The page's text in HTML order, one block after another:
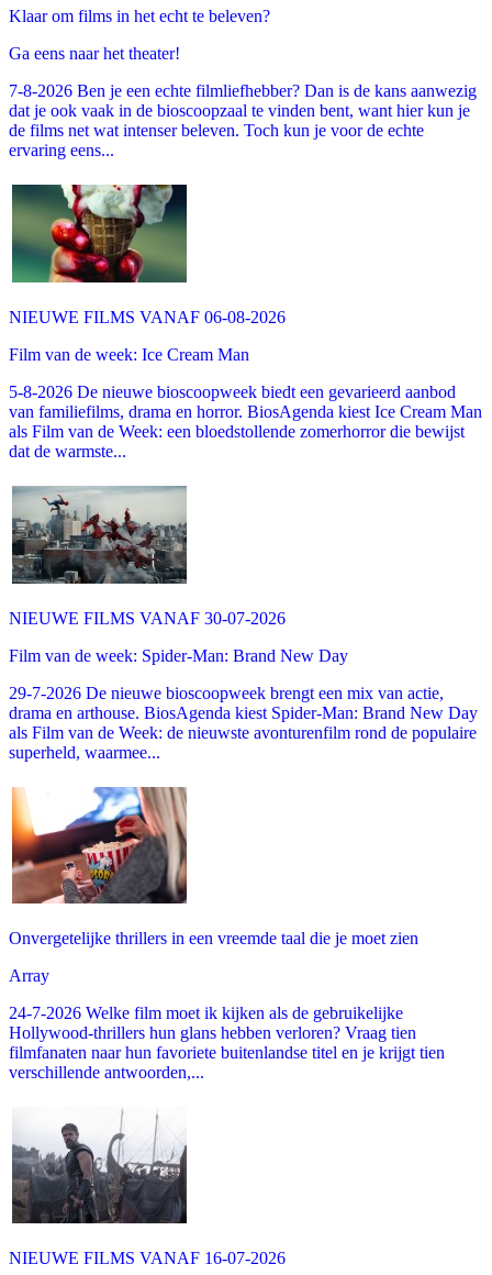
Klaar om films in het echt te beleven?
Ga eens naar het theater!
7-8-2026 Ben je een echte filmliefhebber? Dan is de kans aanwezig
dat je ook vaak in de bioscoopzaal te vinden bent, want hier kun je
de films net wat intenser beleven. Toch kun je voor de echte
ervaring eens...
NIEUWE FILMS VANAF 06-08-2026
Film van de week: Ice Cream Man
5-8-2026 De nieuwe bioscoopweek biedt een gevarieerd aanbod
van familiefilms, drama en horror. BiosAgenda kiest Ice Cream Man
als Film van de Week: een bloedstollende zomerhorror die bewijst
dat de warmste...
NIEUWE FILMS VANAF 30-07-2026
Film van de week: Spider-Man: Brand New Day
29-7-2026 De nieuwe bioscoopweek brengt een mix van actie,
drama en arthouse. BiosAgenda kiest Spider-Man: Brand New Day
als Film van de Week: de nieuwste avonturenfilm rond de populaire
superheld, waarmee...
Onvergetelijke thrillers in een vreemde taal die je moet zien
Array
24-7-2026 Welke film moet ik kijken als de gebruikelijke
Hollywood-thrillers hun glans hebben verloren? Vraag tien
filmfanaten naar hun favoriete buitenlandse titel en je krijgt tien
verschillende antwoorden,...
NIEUWE FILMS VANAF 16-07-2026